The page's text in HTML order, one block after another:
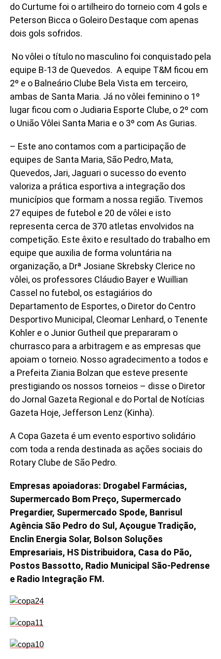
do Curtume foi o artilheiro do torneio com 4 gols e
Peterson Bicca o Goleiro Destaque com apenas
dois gols sofridos.
No vôlei o título no masculino foi conquistado pela
equipe B-13 de Quevedos. A equipe T&M ficou em
2º e o Balneário Clube Bela Vista em terceiro,
ambas de Santa Maria. Já no vôlei feminino o 1º
lugar ficou com o Judiaria Esporte Clube, o 2º com
o União Vôlei Santa Maria e o 3º com As Gurias.
– Este ano contamos com a participação de
equipes de Santa Maria, São Pedro, Mata,
Quevedos, Jari, Jaguari o sucesso do evento
valoriza a prática esportiva a integração dos
municípios que formam a nossa região. Tivemos
27 equipes de futebol e 20 de vôlei e isto
representa cerca de 370 atletas envolvidos na
competição. Este êxito e resultado do trabalho em
equipe que auxilia de forma voluntária na
organização, a Drª Josiane Skrebsky Clerice no
vôlei, os professores Cláudio Bayer e Wuillian
Cassel no futebol, os estagiários do
Departamento de Esportes, o Diretor do Centro
Desportivo Municipal, Cleomar Lenhard, o Tenente
Kohler e o Junior Gutheil que prepararam o
churrasco para a arbitragem e as empresas que
apoiam o torneio. Nosso agradecimento a todos e
a Prefeita Ziania Bolzan que esteve presente
prestigiando os nossos torneios – disse o Diretor
do Jornal Gazeta Regional e do Portal de Notícias
Gazeta Hoje, Jefferson Lenz (Kinha).
A Copa Gazeta é um evento esportivo solidário
com toda a renda destinada as ações sociais do
Rotary Clube de São Pedro.
Empresas apoiadoras: Drogabel Farmácias,
Supermercado Bom Preço, Supermercado
Pregardier, Supermercado Spode, Banrisul
Agência São Pedro do Sul, Açougue Tradição,
Enclin Energia Solar, Bolson Soluções
Empresariais, HS Distribuidora, Casa do Pão,
Postos Bassotto, Radio Municipal São-Pedrense
e Radio Integração FM.